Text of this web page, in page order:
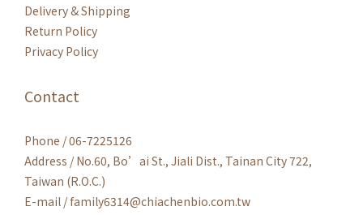
Delivery & Shipping
Return Policy
Privacy Policy
Contact
Phone / 06-7225126
Address / No.60, Bo’ai St., Jiali Dist., Tainan City 722,
Taiwan (R.O.C.)
E-mail / family6314@chiachenbio.com.tw